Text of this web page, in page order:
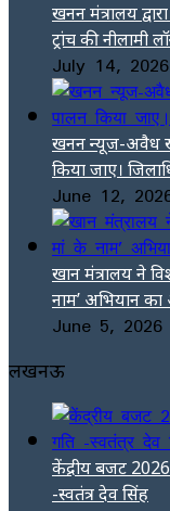
खनन मंत्रालय
ट्रांच की नीलामी
July 14, 2026
खनन न्यूज-अवैध
किया जाए।
June 12,
खान मंत्रालय ने
नाम’ अभियान
June 5, 2026
लखनऊ
केंद्रीय बजट
-स्वतंत्र देव सिंह